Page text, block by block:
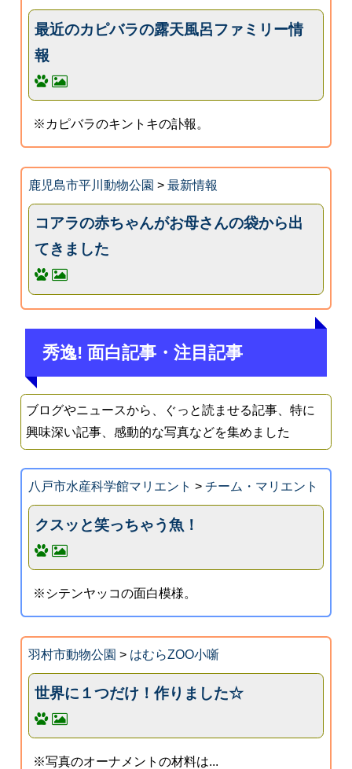
最近のカピバラの露天風呂ファミリー情
報
※カピバラのキントキの訃報。
鹿児島市平川動物公園 > 最新情報
コアラの赤ちゃんがお母さんの袋から出
てきました
秀逸! 面白記事・注目記事
ブログやニュースから、ぐっと読ませる記事、特に
興味深い記事、感動的な写真などを集めました
八戸市水産科学館マリエント > チーム・マリエント
クスッと笑っちゃう魚！
※シテンヤッコの面白模様。
羽村市動物公園 > はむらZOO小噺
世界に１つだけ！作りました☆
※写真のオーナメントの材料は...